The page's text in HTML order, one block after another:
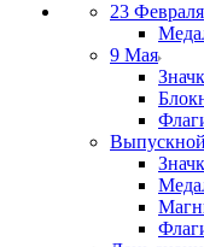
23 Февраля
9 Мая
Выпускной